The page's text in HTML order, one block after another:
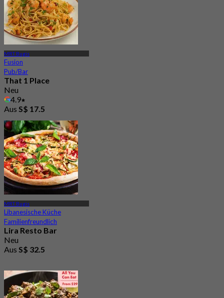
MRT Bugis
Fusion
Pub/Bar
That 1 Place
Neu
4.9
Aus S$ 17.5
MRT Bugis
Libanesische Küche
Familienfreundlich
Lira Resto Bar
Neu
Aus S$ 32.5